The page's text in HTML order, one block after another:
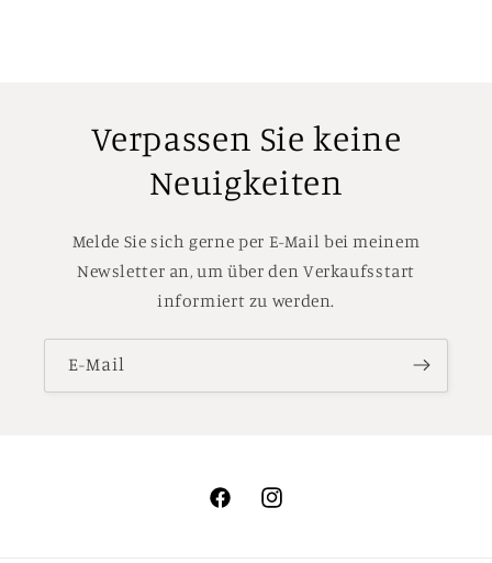
Verpassen Sie keine
Neuigkeiten
Melde Sie sich gerne per E-Mail bei meinem
Newsletter an, um über den Verkaufsstart
informiert zu werden.
E-Mail
FacebookInstagram